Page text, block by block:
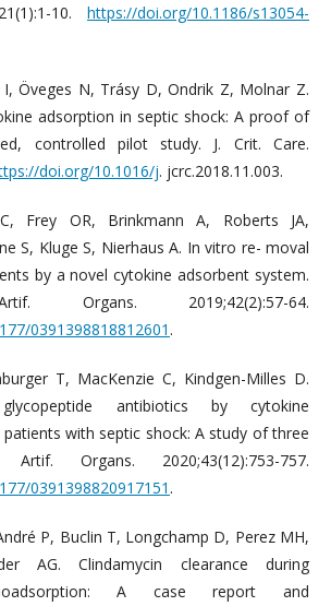
10. https://doi.org/10.1186/s13054-
Öveges N, Trásy D, Ondrik Z, Molnar Z.
adsorption in septic shock: A proof of
controlled pilot study. J. Crit. Care.
doi.org/10.1016/j. jcrc.2018.11.003.
Frey OR, Brinkmann A, Roberts JA,
S, Kluge S, Nierhaus A. In vitro re- moval
by a novel cytokine adsorbent system.
2019;42(2):57-64.
0391398818812601 .
T, MacKenzie C, Kindgen-Milles D.
antibiotics by cytokine
with septic shock: A study of three
Organs. 2020;43(12):753-757.
0391398820917151 .
P, Buclin T, Longchamp D, Perez MH,
AG. Clindamycin clearance during
A case report and